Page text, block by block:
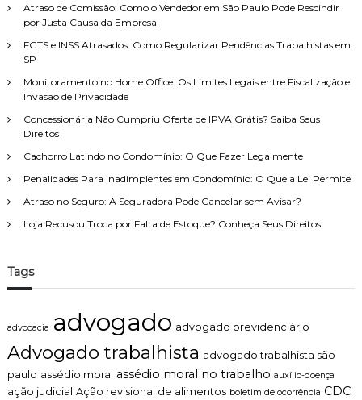
o
:
Atraso de Comissão: Como o Vendedor em São Paulo Pode Rescindir
por Justa Causa da Empresa
FGTS e INSS Atrasados: Como Regularizar Pendências Trabalhistas em
SP
Monitoramento no Home Office: Os Limites Legais entre Fiscalização e
Invasão de Privacidade
Concessionária Não Cumpriu Oferta de IPVA Grátis? Saiba Seus
Direitos
Cachorro Latindo no Condomínio: O Que Fazer Legalmente
Penalidades Para Inadimplentes em Condomínio: O Que a Lei Permite
Atraso no Seguro: A Seguradora Pode Cancelar sem Avisar?
Loja Recusou Troca por Falta de Estoque? Conheça Seus Direitos
Tags
advocacia advogado advogado previdenciário
Advogado trabalhista advogado trabalhista são
paulo assédio moral assédio moral no trabalho auxílio-doença
ação judicial Ação revisional de alimentos boletim de ocorrência CDC